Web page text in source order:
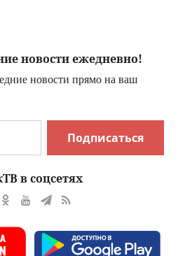
новости ежедневно!
новости прямо на ваш
Подписаться
в соцсетях